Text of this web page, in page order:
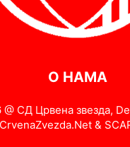
О НАМА
@ СД Црвена звезда,
&